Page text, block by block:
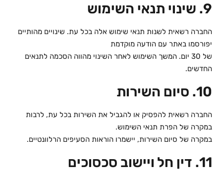
9. שינוי תנאי השימוש
החברה רשאית לשנות תנאי שימוש אלה בכל עת. שינויים מהותיים
יפורסמו באתר עם הודעה מוקדמת
של 30 יום. המשך השימוש לאחר השינוי מהווה הסכמה לתנאים
החדשים.
10. סיום השירות
החברה רשאית להפסיק או להגביל את השירות בכל עת, לרבות
במקרה של הפרת תנאי השימוש.
במקרה של סיום השירות, יישמרו הוראות הסעיפים הרלוונטיים.
11. דין חל ויישוב סכסוכים